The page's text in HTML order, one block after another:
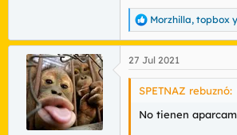
Tercero, solo
dicho algo en ese
Cuarto, pone "el
Se me antoja todo
R
e
a
c
c
Morzhilla, topbox y
27 Jul 2021
SPETNAZ rebuznó:
No tienen